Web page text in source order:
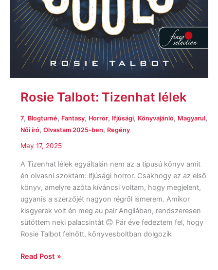
Rosie Talbot: Tizenhat lélek
7, Blogturné, Fantasy, Horror, Ifjúsági, Könyvajánló, Magyarul,
Női író, Olvastam 2025-ben, Regény
May 17, 2025
A Tizenhat lélek egyáltalán nem az a típusú könyv amit
én olvasni szoktam: ifjúsági horror. Csakhogy ez az első
könyv, amelyre azóta kíváncsi voltam, hogy megjelent,
ugyanis a szerzőjét nagyon régről ismerem. Amikor
kisgyerek volt én meg au pair Angliában, rendszeresen
sütöttem neki palacsintát 😊 Pár éve fedeztem fel, hogy
Rosie Talbot felnőtt, könyvesboltban dolgozik
Read Post »